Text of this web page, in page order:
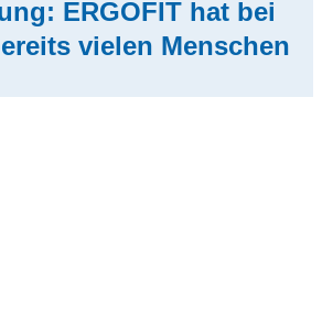
ERGOFIT hat bei
vielen Menschen